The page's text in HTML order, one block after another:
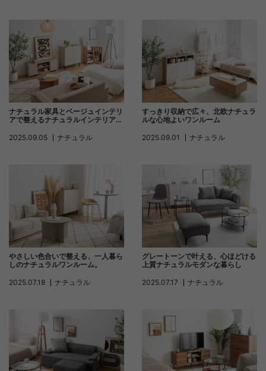
ナチュラル家具とベージュインテリ
アで整えるナチュラルインテリアコ
2025.09.05
ナチュラル
すっきり収納で広々、北欧ナチュラ
ルな心地よいワンルーム
2025.09.01
ナチュラル
やさしい色合いで整える、一人暮ら
しのナチュラルワンルーム。
2025.07.18
ナチュラル
グレートーンで叶える、心ほどける
上質ナチュラルモダンな暮らし
2025.07.17
ナチュラル